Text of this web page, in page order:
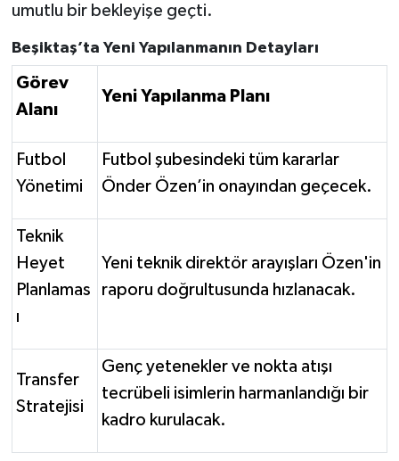
umutlu bir bekleyişe geçti.
​Beşiktaş’ta Yeni Yapılanmanın Detayları
Görev
Alanı
Yeni Yapılanma Planı
Futbol
Yönetimi
Futbol şubesindeki tüm kararlar
Önder Özen’in onayından geçecek.
Teknik
Heyet
Planlamas
ı
Yeni teknik direktör arayışları Özen'in
raporu doğrultusunda hızlanacak.
Transfer
Stratejisi
Genç yetenekler ve nokta atışı
tecrübeli isimlerin harmanlandığı bir
kadro kurulacak.